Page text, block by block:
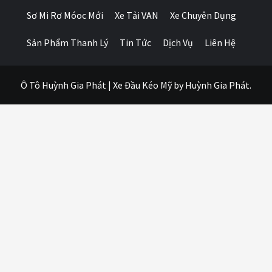
Sơ Mi Rơ Móoc Mới Xe Tải VAN Xe Chuyên Dụng
Sản Phẩm Thanh Lý Tin Tức Dịch Vụ Liên Hệ
Ô Tô Huỳnh Gia Phát | Xe Đầu Kéo Mỹby Huỳnh Gia Phát.